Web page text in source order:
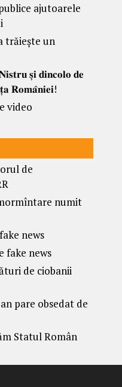
ajutoarele
trăiește un
𝐬̦𝐢 𝐝𝐢𝐧𝐜𝐨𝐥𝐨 𝐝𝐞
𝐑𝐨𝐦𝐚̂𝐧𝐢𝐞𝐢!
video
de
numit
news
fake news
de ciobanii
pare obsedat de
Statul Român